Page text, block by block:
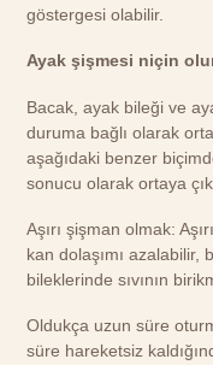
göstergesi olabilir.
Ayak şişmesi niçin
Bacak, ayak bileği ve
duruma bağlı olarak
aşağıdaki benzer
sonucu olarak ortaya
Aşırı şişman olmak:
kan dolaşımı
bileklerinde sıvının
Oldukça uzun süre
süre hareketsiz